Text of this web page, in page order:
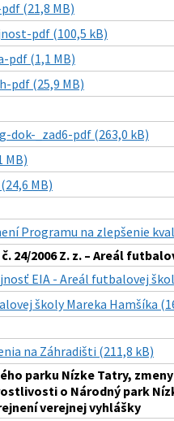
(21,8 MB)
pdf (100,5 kB)
(1,1 MB)
pdf (25,9 MB)
_zad6-pdf (263,0 kB)
MB)
MB)
Programu na zlepšenie
24/2006 Z. z. – Areál
EIA - Areál futbalovej
školy Mareka Hamšíka
na Záhradišti (211,8 kB)
parku Nízke Tatry,
o Národný park
verejnej vyhlášky